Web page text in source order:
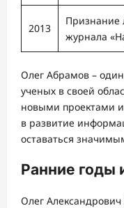
2013
Признание
журнала
Олег Абрамов –
ученых в своей
новыми проектами и
в развитие
оставаться
Ранние годы
Олег